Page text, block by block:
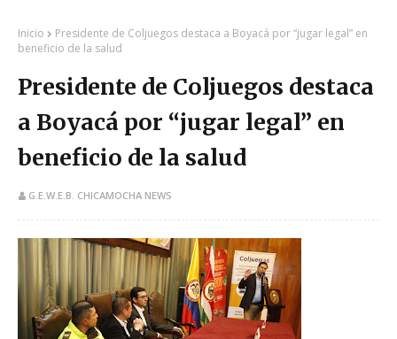
Inicio
Presidente de Coljuegos destaca a Boyacá por “jugar legal” en
beneficio de la salud
Presidente de Coljuegos destaca
a Boyacá por “jugar legal” en
beneficio de la salud
G.E.W.E.B. CHICAMOCHA NEWS